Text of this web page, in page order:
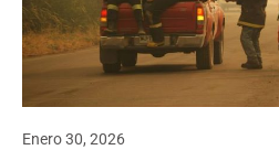
Enero 30, 2026